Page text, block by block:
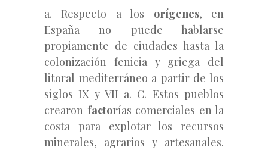
a. Respecto a los orígenes, en
España no puede hablarse
propiamente de ciudades hasta la
colonización fenicia y griega del
litoral mediterráneo a partir de los
siglos IX y VII a. C. Estos pueblos
crearon factorías comerciales en la
costa para explotar los recursos
minerales, agrarios y artesanales.